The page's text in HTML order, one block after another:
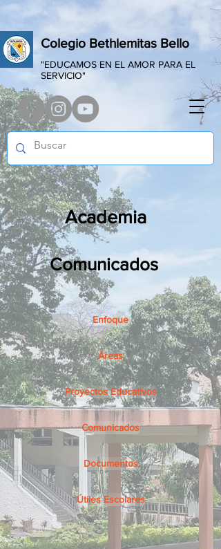
Colegio Bethlemitas Bello
"EDUCAMOS EN EL AMOR PARA EL
SERVICIO"
Academia
Comunicados
Enfoque
Áreas
Proyectos Educativos
Comunicados
Documentos
Útiles Escolares